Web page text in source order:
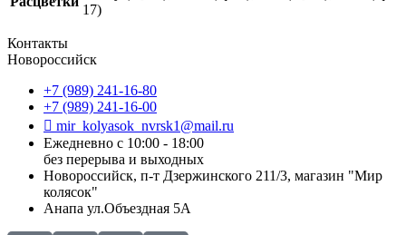
17)
Контакты
Новороссийск
+7 (989) 241-16-80
+7 (989) 241-16-00
mir_kolyasok_nvrsk1@mail.ru
Ежедневно с 10:00 - 18:00
без перерыва и выходных
Новороссийск, п-т Дзержинского 211/3, магазин "Мир
колясок"
Анапа ул.Объездная 5А